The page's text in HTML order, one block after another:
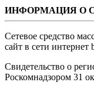
ИНФОРМАЦИЯ О
Сетевое средство
сайт в сети интернет
Свидетельство о
Роскомнадзором 31